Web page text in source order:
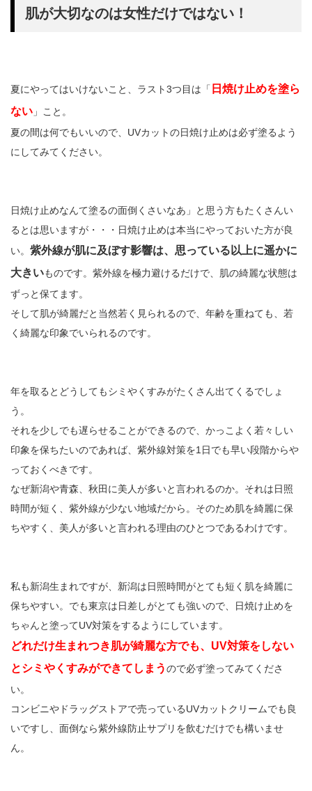
肌が大切なのは女性だけではない！
夏にやってはいけないこと、ラスト3つ目は「 日焼け止めを塗ら
ない 」こと。
夏の間は何でもいいので、UVカットの日焼け止めは必ず塗るよう
にしてみてください。
日焼け止めなんて塗るの面倒くさいなあ」と思う方もたくさんい
るとは思いますが・・・日焼け止めは本当にやっておいた方が良
い。 紫外線が肌に及ぼす影響は、思っている以上に遥かに
大きいものです。紫外線を極力避けるだけで、肌の綺麗な状態は
ずっと保てます。
そして肌が綺麗だと当然若く見られるので、年齢を重ねても、若
く綺麗な印象でいられるのです。
年を取るとどうしてもシミやくすみがたくさん出てくるでしょ
う。
それを少しでも遅らせることができるので、かっこよく若々しい
印象を保ちたいのであれば、紫外線対策を1日でも早い段階からや
っておくべきです。
なぜ新潟や青森、秋田に美人が多いと言われるのか。それは日照
時間が短く、紫外線が少ない地域だから。そのため肌を綺麗に保
ちやすく、美人が多いと言われる理由のひとつであるわけです。
私も新潟生まれですが、新潟は日照時間がとても短く肌を綺麗に
保ちやすい。でも東京は日差しがとても強いので、日焼け止めを
ちゃんと塗ってUV対策をするようにしています。
どれだけ生まれつき肌が綺麗な方でも、UV対策をしない
とシミやくすみができてしまうので必ず塗ってみてくださ
い。
コンビニやドラッグストアで売っているUVカットクリームでも良
いですし、面倒なら紫外線防止サプリを飲むだけでも構いませ
ん。